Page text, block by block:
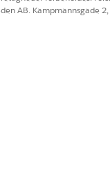
AB. Kampmannsgade